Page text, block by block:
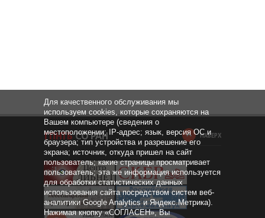
НАВЕРХ
Для качественного обслуживания мы
используем cookies, которые сохраняются на
Вашем компьютере (сведения о
местоположении; IP-адрес; язык, версия ОС и
браузера; тип устройства и разрешение его
экрана; источник, откуда пришел на сайт
пользователь; какие страницы просматривает
пользователь; эта же информация используется
для обработки статистических данных
использования сайта посредством систем веб-
аналитики Google Analytics и Яндекс.Метрика).
Нажимая кнопку «СОГЛАСЕН», Вы